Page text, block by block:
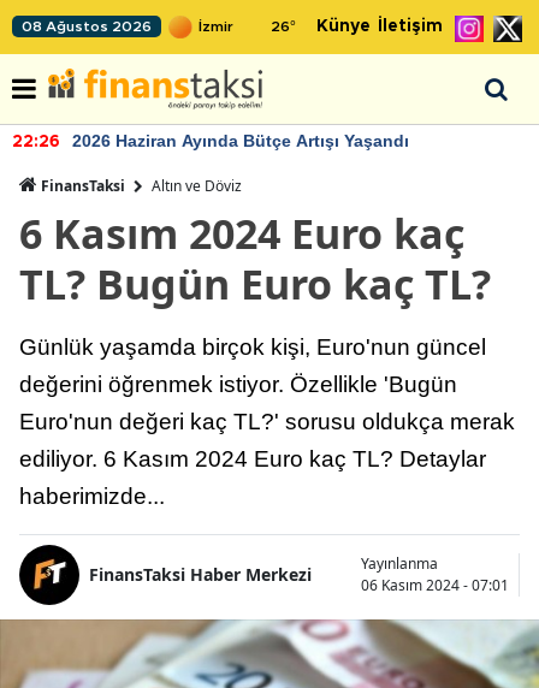
08 Ağustos 2026 26° Künye İletişim
22:26 2026 Haziran Ayında Bütçe Artışı Yaşandı
FinansTaksi Altın ve Döviz
6 Kasım 2024 Euro kaç
TL? Bugün Euro kaç TL?
Günlük yaşamda birçok kişi, Euro'nun güncel
değerini öğrenmek istiyor. Özellikle 'Bugün
Euro'nun değeri kaç TL?' sorusu oldukça merak
ediliyor. 6 Kasım 2024 Euro kaç TL? Detaylar
haberimizde...
FinansTaksi Haber Merkezi
Yayınlanma
06 Kasım 2024 - 07:01